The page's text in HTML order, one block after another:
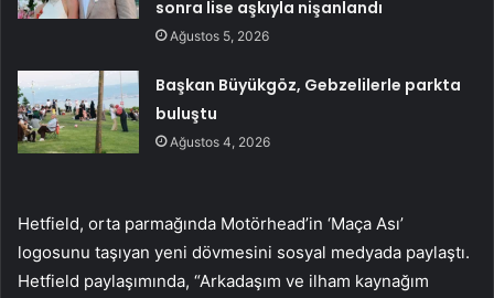
sonra lise aşkıyla nişanlandı
Ağustos 5, 2026
Başkan Büyükgöz, Gebzelilerle parkta
buluştu
Ağustos 4, 2026
Hetfield, orta parmağında Motörhead’in ‘Maça Ası’
logosunu taşıyan yeni dövmesini sosyal medyada paylaştı.
Hetfield paylaşımında, “Arkadaşım ve ilham kaynağım